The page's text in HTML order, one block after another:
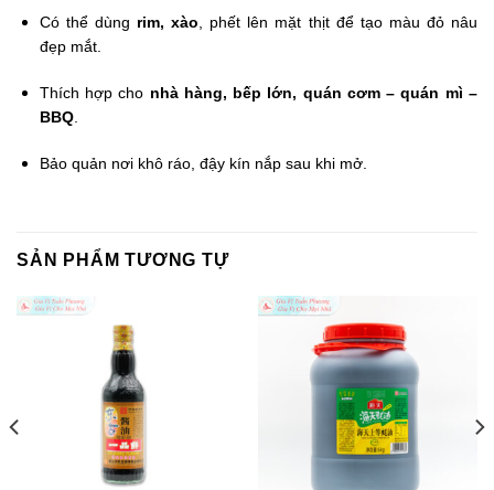
Có thể dùng rim, xào , phết lên mặt thịt để tạo màu đỏ nâu
đẹp mắt.
Thích hợp cho nhà hàng, bếp lớn, quán cơm – quán mì –
BBQ.
Bảo quản nơi khô ráo, đậy kín nắp sau khi mở.
SẢN PHẨM TƯƠNG TỰ